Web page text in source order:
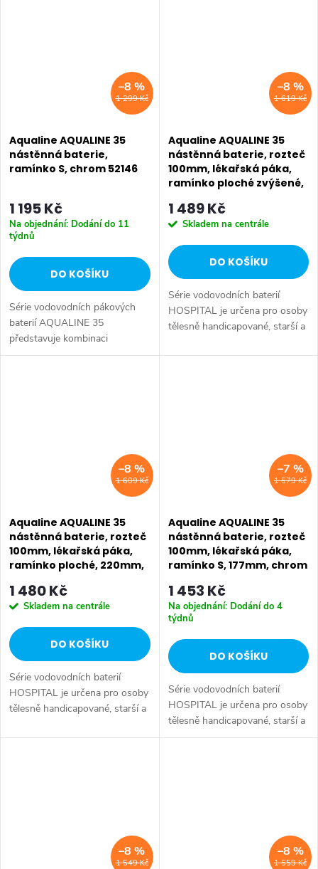
1 299 Kč
–8 %
Aqualine AQUALINE 35
nástěnná baterie,
ramínko S, chrom 52146
1 195 Kč
Na objednání: Dodání do 11
týdnů
DO KOŠÍKU
Série vodovodních pákových
baterií AQUALINE 35
představuje kombinaci
tradičního jednoduchého
1 619 Kč
–8 %
Aqualine AQUALINE 35
nástěnná baterie, rozteč
100mm, lékařská páka,
ramínko ploché zvýšené,
1 489 Kč
Skladem na centrále
DO KOŠÍKU
Série vodovodních baterií
HOSPITAL je určena pro osoby
tělesně handicapované, starší a
potřebují speciálně upravené
1 609 Kč
–8 %
Aqualine AQUALINE 35
nástěnná baterie, rozteč
100mm, lékařská páka,
ramínko ploché, 220mm,
1 480 Kč
Skladem na centrále
DO KOŠÍKU
Série vodovodních baterií
HOSPITAL je určena pro osoby
tělesně handicapované, starší a
potřebují speciálně upravené
1 579 Kč
–7 %
Aqualine AQUALINE 35
nástěnná baterie, rozteč
100mm, lékařská páka,
ramínko S, 177mm, chrom
1 453 Kč
Na objednání: Dodání do 4
týdnů
DO KOŠÍKU
Série vodovodních baterií
HOSPITAL je určena pro osoby
tělesně handicapované, starší a
s omezenou pohyblivostí, které
1 549 Kč
–8 %
1 559 Kč
–8 %